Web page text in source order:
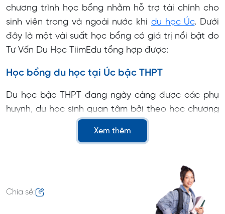
chương trình học bổng nhằm hỗ trợ tài chính cho
sinh viên trong và ngoài nước khi du học Úc. Dưới
đây là một vài suất học bổng có giá trị nổi bật do
Tư Vấn Du Học TiimEdu tổng hợp được:
Học bổng du học tại Úc bậc THPT
Du học bậc THPT đang ngày càng được các phụ
huynh, du học sinh quan tâm bởi theo học chương
trình quốc tế sớm sẽ mở ra nhiều cơ hội phát triển.
Tuy nhiên, hệ thống trường công lập cấp 3 tại Úc
lượng học bổng tại các trường tư thục cũng khá
Xem thêm
Chia sẻ: